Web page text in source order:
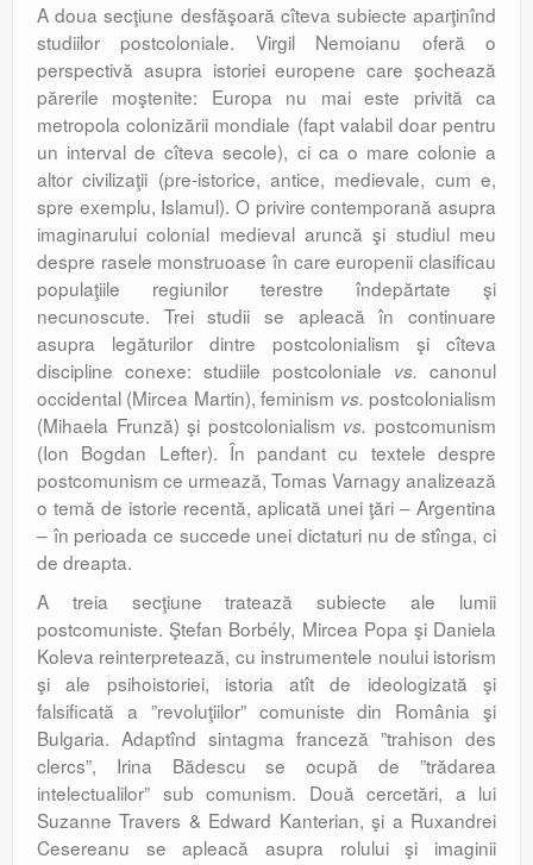
A doua secţiune desfăşoară cîteva subiecte aparţinînd
studiilor postcoloniale. Virgil Nemoianu oferă o
perspectivă asupra istoriei europene care şochează
părerile moştenite: Europa nu mai este privită ca
metropola colonizării mondiale (fapt valabil doar pentru
un interval de cîteva secole), ci ca o mare colonie a
altor civilizaţii (pre-istorice, antice, medievale, cum e,
spre exemplu, Islamul). O privire contemporană asupra
imaginarului colonial medieval aruncă şi studiul meu
despre rasele monstruoase în care europenii clasificau
populaţiile regiunilor terestre îndepărtate şi
necunoscute. Trei studii se apleacă în continuare
asupra legăturilor dintre postcolonialism şi cîteva
discipline conexe: studiile postcoloniale vs. canonul
occidental (Mircea Martin), feminism vs. postcolonialism
(Mihaela Frunză) şi postcolonialism vs. postcomunism
(Ion Bogdan Lefter). În pandant cu textele despre
postcomunism ce urmează, Tomas Varnagy analizează
o temă de istorie recentă, aplicată unei ţări – Argentina
­– în perioada ce succede unei dictaturi nu de stînga, ci
de dreapta.
A treia secţiune tratează subiecte ale lumii
postcomuniste. Ştefan Borbély, Mircea Popa şi Daniela
Koleva reinterpretează, cu instrumentele noului istorism
şi ale psihoistoriei, istoria atît de ideologizată şi
falsificată a ”revoluţiilor” comuniste din România şi
Bulgaria. Adaptînd sintagma franceză ”trahison des
clercs”, Irina Bădescu se ocupă de ”trădarea
intelectualilor” sub comunism. Două cercetări, a lui
Suzanne Travers & Edward Kanterian, şi a Ruxandrei
Cesereanu se apleacă asupra rolului şi imaginii